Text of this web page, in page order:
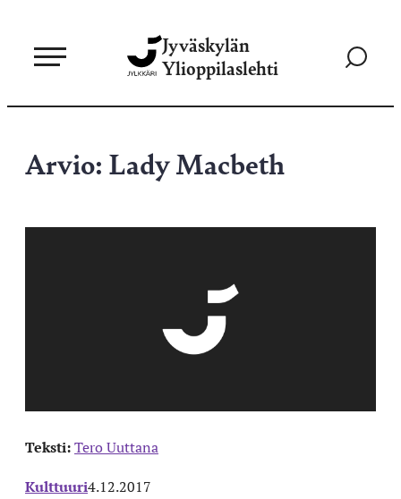
sisältöön
Jyväskylän
Ylioppilaslehti
Siirry
Arvio: Lady Macbeth
Teksti:Tero Uuttana
Kulttuuri4.12.2017